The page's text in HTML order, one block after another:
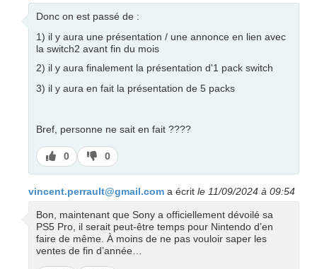
Donc on est passé de :
1) il y aura une présentation / une annonce en lien avec
la switch2 avant fin du mois
2) il y aura finalement la présentation d'1 pack switch
3) il y aura en fait la présentation de 5 packs
Bref, personne ne sait en fait ????
J’aime
0
J’aime
pas
0
vincent.perrault@gmail.com a écrit le 11/09/2024 à 09:54
Bon, maintenant que Sony a officiellement dévoilé sa
PS5 Pro, il serait peut-être temps pour Nintendo d’en
faire de même. À moins de ne pas vouloir saper les
ventes de fin d’année…